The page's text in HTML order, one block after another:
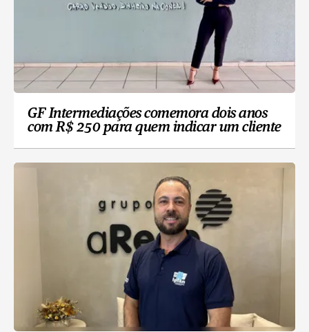
GF Intermediações comemora dois anos
com R$ 250 para quem indicar um cliente